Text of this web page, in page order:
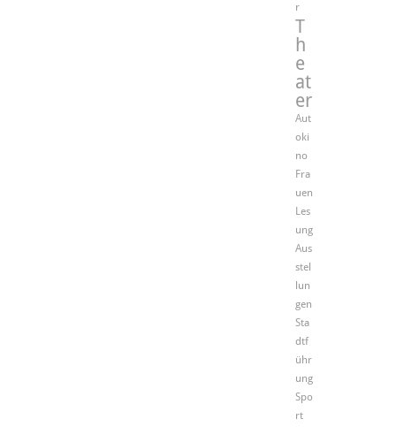
r
T
h
e
at
er
Aut
oki
no
Fra
uen
Les
ung
Aus
stel
lun
gen
Sta
dtf
ühr
ung
Spo
rt